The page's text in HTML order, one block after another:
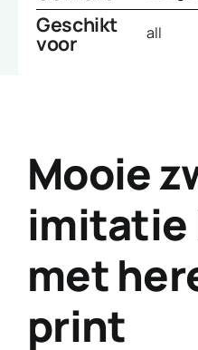
Geschikt
voor all
Mooie
imitatie
met
print